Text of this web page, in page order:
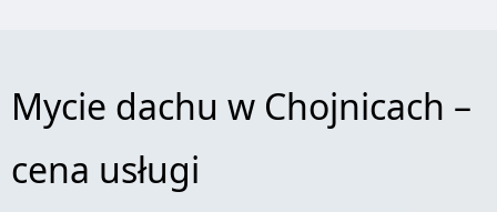
Mycie dachu w Chojnicach –
cena usługi